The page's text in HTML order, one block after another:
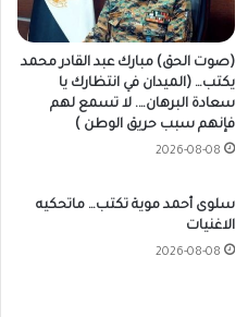
(صوت الحق) مبارك عبد القادر محمد
يكتب… (الميدان في انتظارك يا
سعادة البرهان…. لا تسمع لهم
فإنهم سبب حريق الوطن )
2026-08-08
سلوى أحمد موية تكتب… ماتحكيه
الاغنيات
2026-08-08